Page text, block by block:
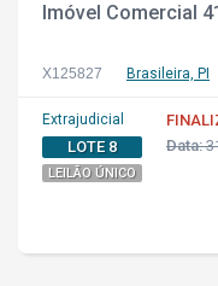
Imóvel Comercial
X125827 Brasileira, PI
Extrajudicial
LOTE 8
LEILÃO ÚNICO
Data: